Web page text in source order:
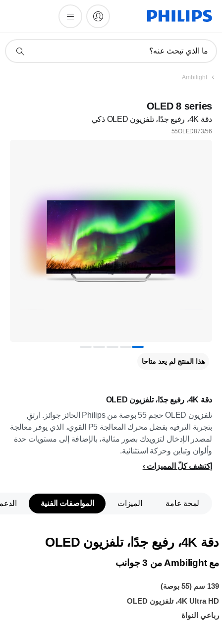
دعم
ما الذي تبحث عنه؟
Ambilight
OLED 8 series
دقة 4K، رفيع جدًا، تلفزيون OLED ذكي
55OLED873/56
دقة 4K، رفيع جدًا، تلفزيون OLED
تلفزيون OLED حجم 55 بوصة من Philips الحائز جوائز. ارتقِ
بتجربة الترفيه بفضل محرك المعالجة P5 القوي، الذي يوفر معالجة
لمصدر الإدخال لتزويدك بصور مثالية، بالإضافة إلى مستويات حدة
وألوان وتباين وحركة استثنائية.
إكتشف كلّ المميزات
هذا المنتج لم يعد متاحا
لمحة عامة الميزات المواصفات الفنية
دقة 4K، رفيع جدًا، تلفزيون OLED
مع Ambilight‏ من 3 جوانب
139 سم (55 بوصة)
4K Ultra HD، تلفزيون OLED
رباعي النواة